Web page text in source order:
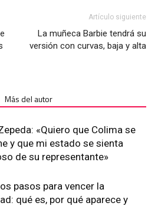
Artículo siguiente
La muñeca Barbie tendrá su
versión con curvas, baja y alta
Más del autor
«Quiero que Colima se
y que mi estado se sienta
de su representante»
pasos para vencer la
qué es, por qué aparece y